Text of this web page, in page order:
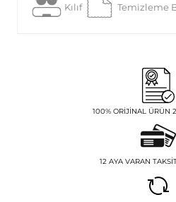
Kılıf Temizleme
100% ORIJINAL ÜRÜN
12 AYA VARAN